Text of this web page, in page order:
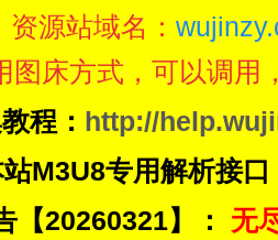
资源站域名：
床方式，可以调用
程： http://
M3U8专用解析接口
【20260321】：
无